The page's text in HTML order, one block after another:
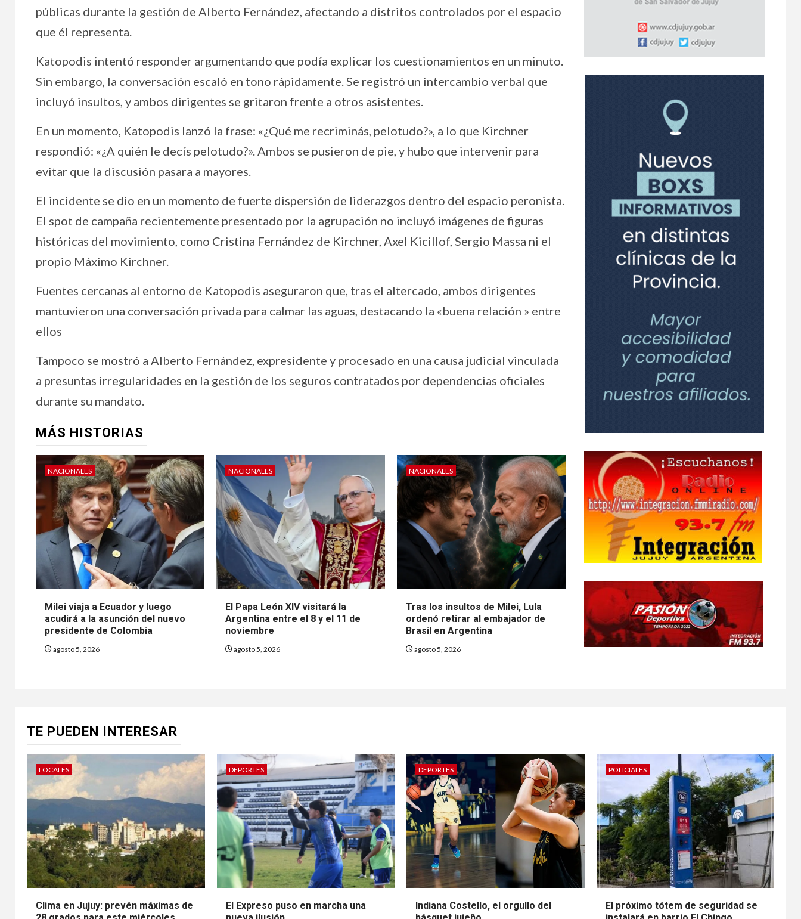
públicas durante la gestión de Alberto Fernández, afectando a distritos controlados por el espacio
que él representa.
Katopodis intentó responder argumentando que podía explicar los cuestionamientos en un minuto.
Sin embargo, la conversación escaló en tono rápidamente. Se registró un intercambio verbal que
incluyó insultos, y ambos dirigentes se gritaron frente a otros asistentes.
En un momento, Katopodis lanzó la frase: «¿Qué me recriminás, pelotudo?», a lo que Kirchner
respondió: «¿A quién le decís pelotudo?». Ambos se pusieron de pie, y hubo que intervenir para
evitar que la discusión pasara a mayores.
El incidente se dio en un momento de fuerte dispersión de liderazgos dentro del espacio peronista.
El spot de campaña recientemente presentado por la agrupación no incluyó imágenes de figuras
históricas del movimiento, como Cristina Fernández de Kirchner, Axel Kicillof, Sergio Massa ni el
propio Máximo Kirchner.
Fuentes cercanas al entorno de Katopodis aseguraron que, tras el altercado, ambos dirigentes
mantuvieron una conversación privada para calmar las aguas, destacando la «buena relación » entre
ellos
Tampoco se mostró a Alberto Fernández, expresidente y procesado en una causa judicial vinculada
a presuntas irregularidades en la gestión de los seguros contratados por dependencias oficiales
durante su mandato.
MÁS HISTORIAS
NACIONALES
Milei viaja a Ecuador y luego
acudirá a la asunción del nuevo
presidente de Colombia
agosto 5, 2026
NACIONALES
El Papa León XIV visitará la
Argentina entre el 8 y el 11 de
noviembre
agosto 5, 2026
NACIONALES
Tras los insultos de Milei, Lula
ordenó retirar al embajador de
Brasil en Argentina
agosto 5, 2026
TE PUEDEN INTERESAR
LOCALES
Clima en Jujuy: prevén máximas de
DEPORTES
El Expreso puso en marcha una
DEPORTES
Indiana Costello, el orgullo del
POLICIALES
El próximo tótem de seguridad se